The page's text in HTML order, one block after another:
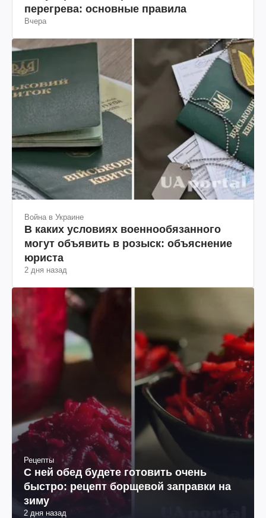
перегрева: основные правила
Вчера
Война в Украине
В каких условиях военнообязанного
могут объявить в розыск: объяснение
юриста
2 дня назад
Рецепты
С ней обед будете готовить очень
быстро: рецепт борщевой заправки на
зиму
2 дня назад